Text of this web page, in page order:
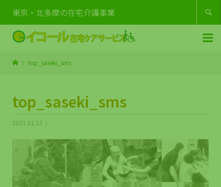
東京・北多摩の在宅介護事業 

top_saseki_sms
top_saseki_sms
2021.01.11